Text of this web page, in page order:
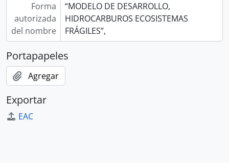
Forma
autorizada
del nombre
“MODELO DE DESARROLLO,
HIDROCARBUROS ECOSISTEMAS
FRÁGILES”,
Portapapeles
Agregar
Exportar
EAC